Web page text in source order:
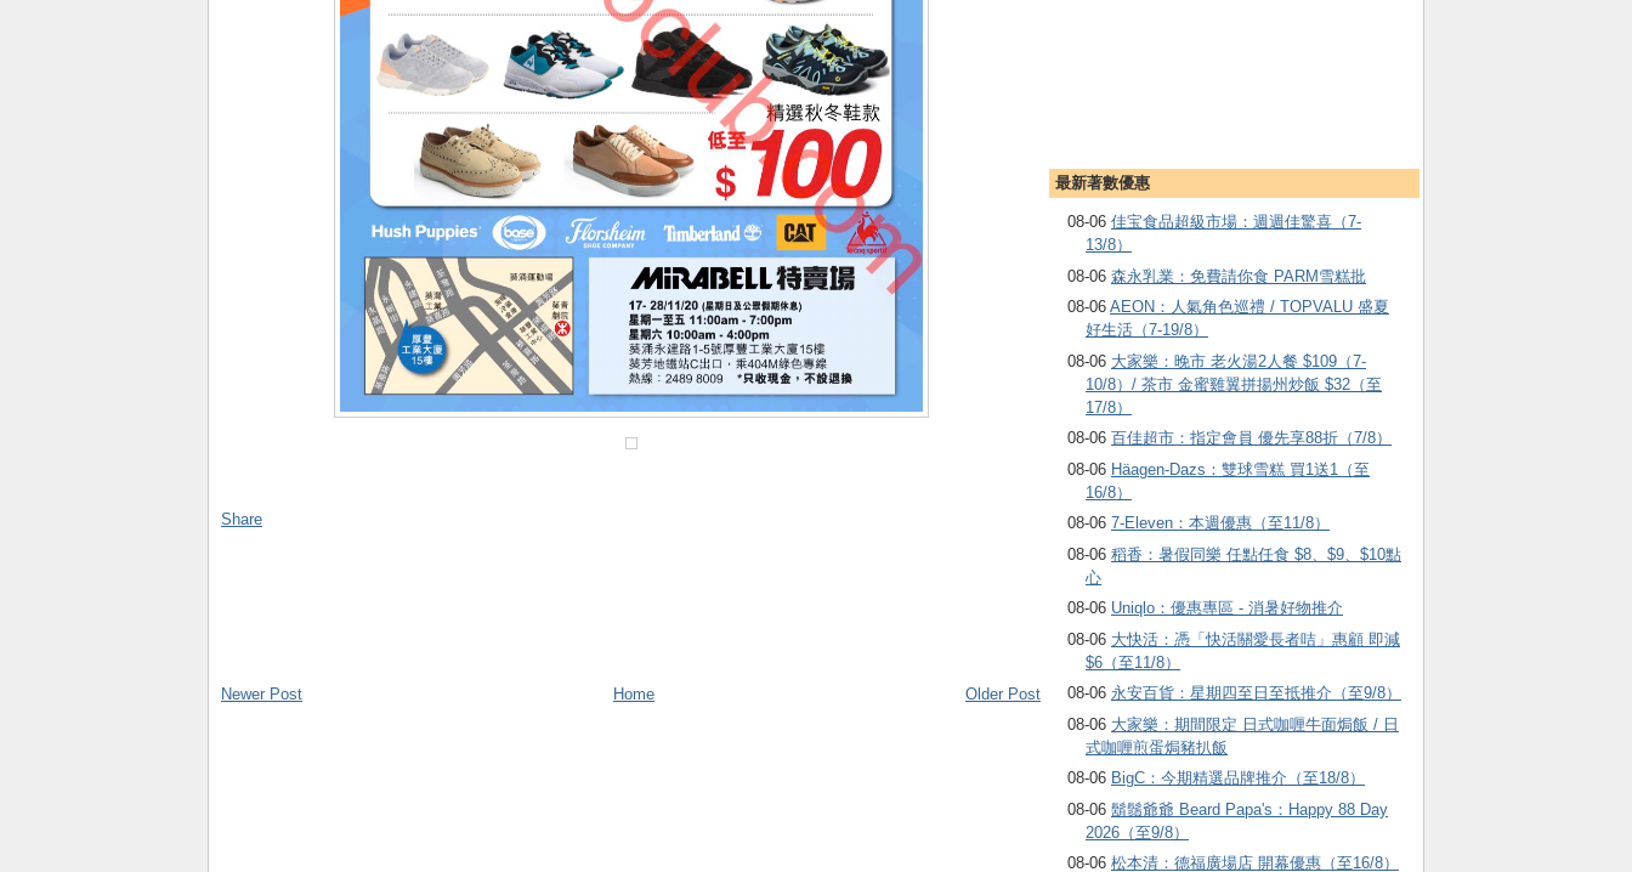
最新著數優惠
08-06 佳宝食品超級市場：週週佳驚喜（7-
13/8）
08-06 森永乳業：免費請你食 PARM雪糕批
08-06 AEON：人氣角色巡禮 / TOPVALU 盛夏
好生活（7-19/8）
08-06 大家樂：晚市 老火湯2人餐 $109（7-
10/8）/ 茶市 金蜜雞翼拼揚州炒飯 $32（至
17/8）
08-06 百佳超市：指定會員 優先享88折（7/8）
08-06 Häagen-Dazs ：雙球雪糕 買1送1（至
16/8）
08-06 7-Eleven：本週優惠（至11/8）
08-06 稻香：暑假同樂 任點任食 $8、$9、$10點
心
08-06 Uniqlo：優惠專區 - 消暑好物推介
08-06 大快活：憑「快活關愛長者咭」惠顧 即減
$6（至11/8）
08-06 永安百貨：星期四至日至抵推介（至9/8）
08-06 大家樂：期間限定 日式咖喱牛面焗飯 / 日
式咖喱煎蛋焗豬扒飯
08-06 BigC：今期精選品牌推介（至18/8）
08-06 鬍鬚爺爺 Beard Papa's：Happy 88 Day
2026（至9/8）
08-06 松本清：德福廣場店 開幕優惠（至16/8）
Share
Newer Post Older Post
Home